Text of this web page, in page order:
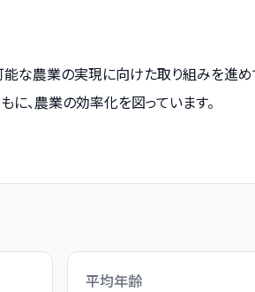
な農業の実現に向けた取り組みを進
に、農業の効率化を図っています。
平均年齢